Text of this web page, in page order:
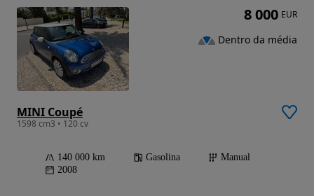
MINI Coupé
1598 cm3 • 120 cv
140 000 km Gasolina
Manual
2008
8 000 EUR
Dentro da média